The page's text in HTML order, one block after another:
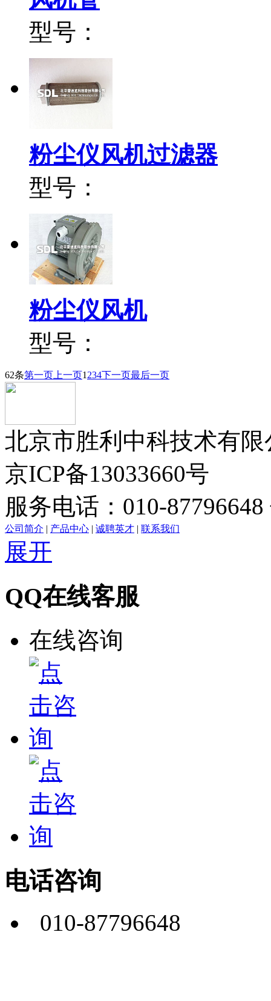
型号：
粉尘仪风机过滤器
型号：
粉尘仪风机
型号：
62条第一页 上一页1 234下一页最后一页
北京市胜利中科技术有限
京ICP备13033660号
服务电话：010-
公司简介 | 产品中心 | 诚聘英才 | 联系我们
展开
QQ在线客服
在线咨询
电话咨询
010-87796648